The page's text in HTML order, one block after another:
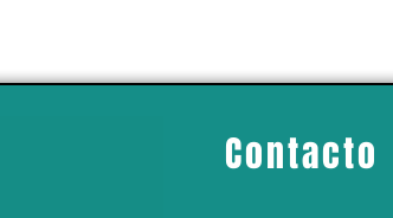
Contacto